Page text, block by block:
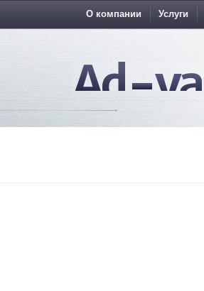
О компании Услуги